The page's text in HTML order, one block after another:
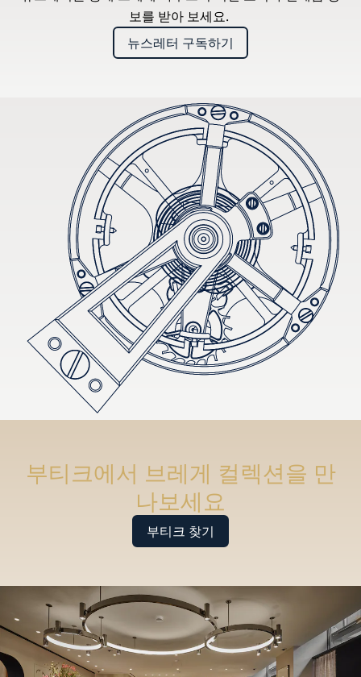
보를 받아 보세요.
뉴스레터 구독하기
부티크에서 브레게 컬렉션을 만
나보세요
부티크 찾기